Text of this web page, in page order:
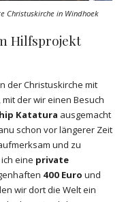
Christuskirche in Windhoek
Hilfsprojekt
der Christuskirche mit
der wir einen Besuch
Katatura ausgemacht
schon vor längerer Zeit
und zu
eine private
400 Euro und
wir dort die Welt ein